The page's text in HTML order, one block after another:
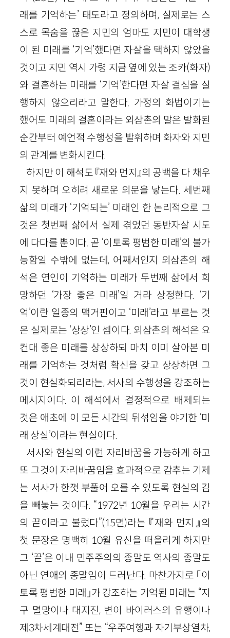
래를 기억하는’ 태도라고 정의하며, 실제로는 스
스로 목숨을 끊은 지민의 엄마도 지민이 대학생
이 된 미래를 ‘기억’했다면 자살을 택하지 않았을
것이고 지민 역시 가령 지금 옆에 있는 조카(화자)
와 결혼하는 미래를 ‘기억’한다면 자살 결심을 실
행하지 않으리라고 말한다. 가정의 화법이기는
했어도 미래의 결혼이라는 외삼촌의 말은 발화된
순간부터 예언적 수행성을 발휘하며 화자와 지민
의 관계를 변화시킨다.
하지만 이 해석도 『재와 먼지』의 공백을 다 채우
지 못하며 오히려 새로운 의문을 낳는다. 세번째
삶의 미래가 ‘기억되는’ 미래인 한 논리적으로 그
것은 첫번째 삶에서 실제 겪었던 동반자살 시도
에 다다를 뿐이다. 곧 ‘이토록 평범한 미래’의 불가
능함일 수밖에 없는데, 어째서인지 외삼촌의 해
석은 연인이 기억하는 미래가 두번째 삶에서 희
망하던 ‘가장 좋은 미래’일 거라 상정한다. ‘기
억’이란 일종의 맥거핀이고 ‘미래’라고 부르는 것
은 실제로는 ‘상상’인 셈이다. 외삼촌의 해석은 요
컨대 좋은 미래를 상상하되 마치 이미 살아본 미
래를 기억하는 것처럼 확신을 갖고 상상하면 그
것이 현실화되리라는, 서사의 수행성을 강조하는
메시지이다. 이 해석에서 결정적으로 배제되는
것은 애초에 이 모든 시간의 뒤섞임을 야기한 ‘미
래 상실’이라는 현실이다.
서사와 현실의 이런 자리바꿈을 가능하게 하고
또 그것이 자리바꿈임을 효과적으로 감추는 기제
는 서사가 한껏 부풀어 오를 수 있도록 현실의 김
을 빼놓는 것이다. “1972년 10월을 우리는 시간
의 끝이라고 불렀다”(15면)라는 『재와 먼지』의
첫 문장은 명백히 10월 유신을 떠올리게 하지만
그 ‘끝’은 이내 민주주의의 종말도 역사의 종말도
아닌 연애의 종말임이 드러난다. 마찬가지로 「이
토록 평범한 미래」가 강조하는 기억된 미래는 “지
구 멸망이나 대지진, 변이 바이러스의 유행이나
제3차세계대전” 또는 “우주여행과 자기부상열차,